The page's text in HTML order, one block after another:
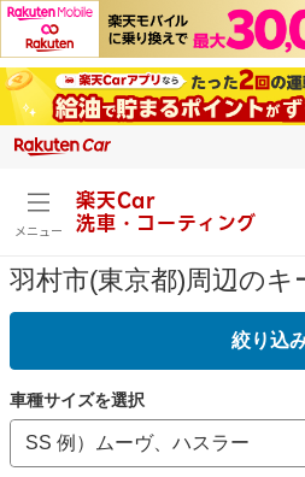
メニュー
楽天Car
洗車・コーティング
羽村市(東京都)周辺のキ
絞り込
車種サイズを選択